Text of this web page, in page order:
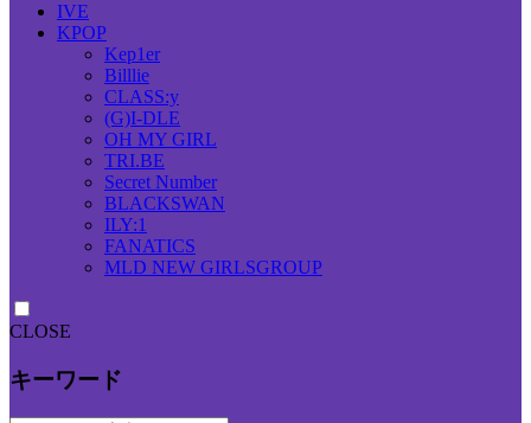
IVE
KPOP
Kep1er
Billlie
CLASS:y
(G)I-DLE
OH MY GIRL
TRI.BE
Secret Number
BLACKSWAN
ILY:1
FANATICS
MLD NEW GIRLSGROUP
CLOSE
キーワード